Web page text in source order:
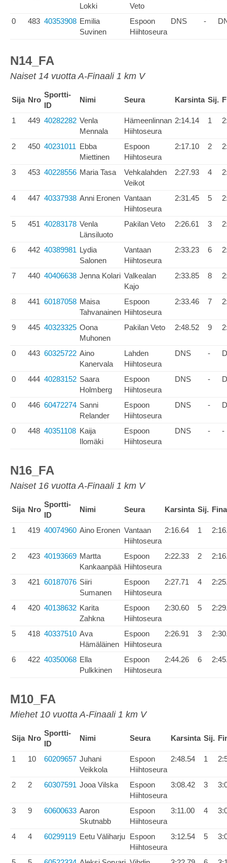
Lokki
Veto
0 483 40353908 Emilia
Suvinen
Espoon
Hiihtoseura
DNS -
N14_FA
Naiset 14 vuotta A-Finaali 1 km V
Sija Nro
Sportti-
ID
Nimi Seura Karsinta Sij.
1 449 40282282 Venla
Mennala
Hämeenlinnan
Hiihtoseura
2:14.14 1
2 450 40231011 Ebba
Miettinen
Espoon
Hiihtoseura
2:17.10 2
3 453 40228556 Maria Tasa
Vehkalahden
Veikot
2:27.93 4
4 447 40337938 Anni Eronen Vantaan
Hiihtoseura
2:31.45 5
5 451 40283178 Venla
Länsiluoto
Pakilan Veto 2:26.61 3
6 442 40389981 Lydia
Salonen
Vantaan
Hiihtoseura
2:33.23 6
7 440 40406638 Jenna Kolari Valkealan
Kajo
2:33.85 8
8 441 60187058 Maisa
Tahvanainen
Espoon
Hiihtoseura
2:33.46 7
9 445 40323325 Oona
Muhonen
Pakilan Veto 2:48.52 9
0 443 60325722 Aino
Kanervala
Lahden
Hiihtoseura
DNS -
0 444 40283152 Saara
Holmberg
Espoon
Hiihtoseura
DNS -
0 446 60472274 Sanni
Relander
Espoon
Hiihtoseura
DNS -
0 448 40351108 Kaija
Ilomäki
Espoon
Hiihtoseura
DNS - -
N16_FA
Naiset 16 vuotta A-Finaali 1 km V
Sija Nro
Sportti-
ID
Nimi Seura Karsinta Sij.
1 419 40074960 Aino Eronen Vantaan
Hiihtoseura
2:16.64 1
2 423 40193669 Martta
Kankaanpää
Espoon
Hiihtoseura
2:22.33 2
3 421 60187076 Siiri
Sumanen
Espoon
Hiihtoseura
2:27.71 4
4 420 40138632 Karita
Zahkna
Espoon
Hiihtoseura
2:30.60 5
5 418 40337510 Ava
Hämäläinen
Espoon
Hiihtoseura
2:26.91 3
6 422 40350068 Ella
Pulkkinen
Espoon
Hiihtoseura
2:44.26 6
M10_FA
Miehet 10 vuotta A-Finaali 1 km V
Sija Nro
Sportti-
ID
Nimi Seura Karsinta Sij.
1 10 60209657 Juhani
Veikkola
Espoon
Hiihtoseura
2:48.54 1
2 2 60307591 Jooa Vilska
Espoon
Hiihtoseura
3:08.42 3
3 9 60600633 Aaron
Skutnabb
Espoon
Hiihtoseura
3:11.00 4
4 4 60299119 Eetu Väliharju Espoon
Hiihtoseura
3:12.54 5